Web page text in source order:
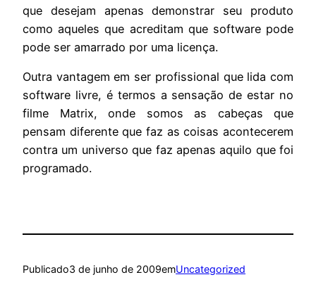
que desejam apenas demonstrar seu produto
como aqueles que acreditam que software pode
pode ser amarrado por uma licença.
Outra vantagem em ser profissional que lida com
software livre, é termos a sensação de estar no
filme Matrix, onde somos as cabeças que
pensam diferente que faz as coisas acontecerem
contra um universo que faz apenas aquilo que foi
programado.
Publicado3 de junho de 2009emUncategorized